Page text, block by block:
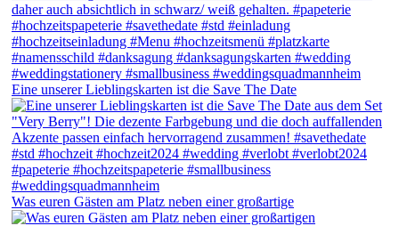
Eine unserer Lieblingskarten ist die Save The Date
Was euren Gästen am Platz neben einer großartige